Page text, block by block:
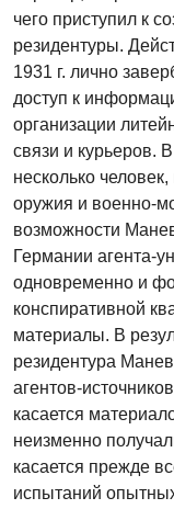
чего приступил к
резидентуры.
1931 г. лично
доступ к
организации
связи и курьеров.
несколько
оружия и военно-
возможности
Германии агента-
одновременно и
конспиративной
материалы. В
резидентура
агентов-
касается
неизменно
касается прежде
испытаний